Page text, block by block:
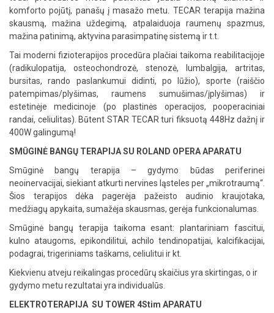
komforto pojūtį, panašų į masažo metu. TECAR terapija mažina
skausmą, mažina uždegimą, atpalaiduoja raumenų spazmus,
mažina patinimą, aktyvina parasimpatinę sistemą ir t.t.
Tai moderni fizioterapijos procedūra plačiai taikoma reabilitacijoje
(radikulopatija, osteochondrozė, stenozė, lumbalgija, artritas,
bursitas, rando paslankumui didinti, po lūžio), sporte (raiščio
patempimas/plyšimas, raumens sumušimas/įplyšimas) ir
estetinėje medicinoje (po plastinės operacijos, pooperaciniai
randai, celiulitas). Būtent STAR TECAR turi fiksuotą 448Hz dažnį ir
400W galingumą!
SMŪGINĖ BANGŲ TERAPIJASU ROLAND OPERA APARATU
Smūginė bangų terapija – gydymo būdas periferinei
neoinervacijai, siekiant atkurti nervines ląsteles per „mikrotraumą“.
Šios terapijos dėka pagerėja pažeisto audinio kraujotaka,
medžiagų apykaita, sumažėja skausmas, gerėja funkcionalumas.
Smūginė bangų terapija taikoma esant: plantariniam fascitui,
kulno ataugoms, epikondilitui, achilo tendinopatijai, kalcifikacijai,
podagrai, trigeriniams taškams, celiulitui ir kt.
Kiekvienu atveju reikalingas procedūrų skaičius yra skirtingas, o ir
gydymo metu rezultatai yra individualūs.
ELEKTROTERAPIJA SU TOWER 4Stim APARATU